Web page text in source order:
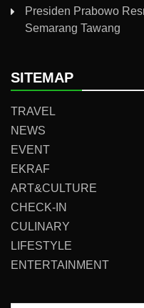
Presiden Prabowo
Semarang Tawang
SITEMAP
TRAVEL
NEWS
EVENT
EKRAF
ART&CULTURE
CHECK-IN
CULINARY
LIFESTYLE
ENTERTAINMENT